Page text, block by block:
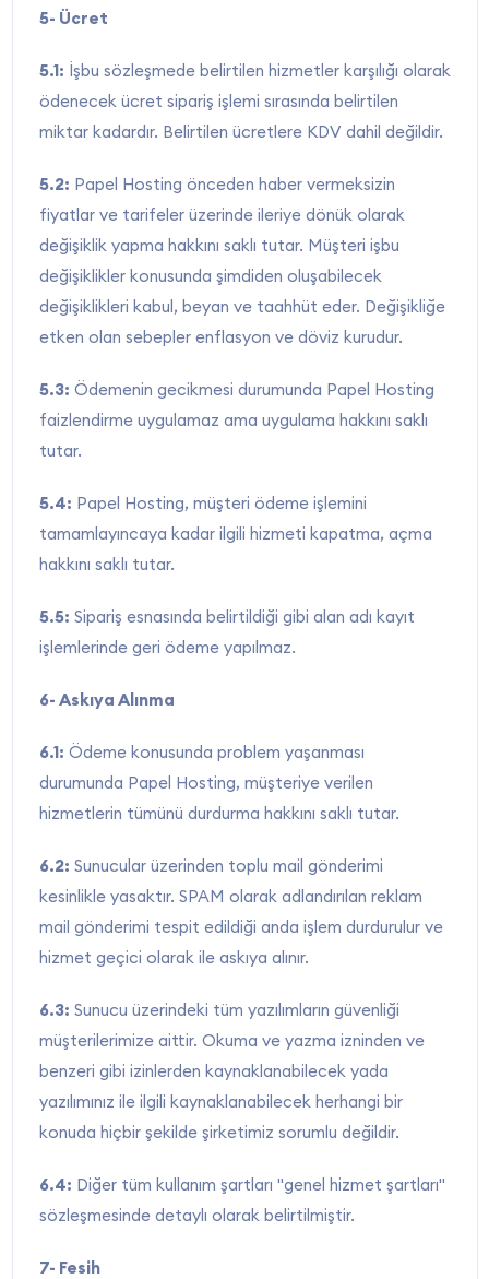
5- Ücret
5.1: İşbu sözleşmede belirtilen hizmetler karşılığı olarak
ödenecek ücret sipariş işlemi sırasında belirtilen
miktar kadardır. Belirtilen ücretlere KDV dahil değildir.
5.2: Papel Hosting önceden haber vermeksizin
fiyatlar ve tarifeler üzerinde ileriye dönük olarak
değişiklik yapma hakkını saklı tutar. Müşteri işbu
değişiklikler konusunda şimdiden oluşabilecek
değişiklikleri kabul, beyan ve taahhüt eder. Değişikliğe
etken olan sebepler enflasyon ve döviz kurudur.
5.3: Ödemenin gecikmesi durumunda Papel Hosting
faizlendirme uygulamaz ama uygulama hakkını saklı
tutar.
5.4: Papel Hosting, müşteri ödeme işlemini
tamamlayıncaya kadar ilgili hizmeti kapatma, açma
hakkını saklı tutar.
5.5: Sipariş esnasında belirtildiği gibi alan adı kayıt
işlemlerinde geri ödeme yapılmaz.
6- Askıya Alınma
6.1: Ödeme konusunda problem yaşanması
durumunda Papel Hosting, müşteriye verilen
hizmetlerin tümünü durdurma hakkını saklı tutar.
6.2: Sunucular üzerinden toplu mail gönderimi
kesinlikle yasaktır. SPAM olarak adlandırılan reklam
mail gönderimi tespit edildiği anda işlem durdurulur ve
hizmet geçici olarak ile askıya alınır.
6.3: Sunucu üzerindeki tüm yazılımların güvenliği
müşterilerimize aittir. Okuma ve yazma izninden ve
benzeri gibi izinlerden kaynaklanabilecek yada
yazılımınız ile ilgili kaynaklanabilecek herhangi bir
konuda hiçbir şekilde şirketimiz sorumlu değildir.
6.4: Diğer tüm kullanım şartları "genel hizmet şartları"
sözleşmesinde detaylı olarak belirtilmiştir.
7- Fesih